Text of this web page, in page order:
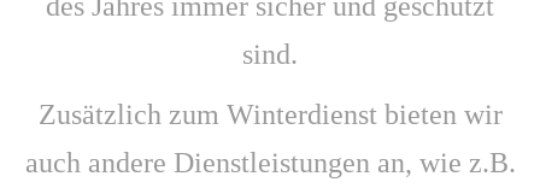
sind.
Zusätzlich zum Winterdienst bieten wir
auch andere Dienstleistungen an, wie z.B.